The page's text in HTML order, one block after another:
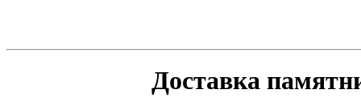
Доставка